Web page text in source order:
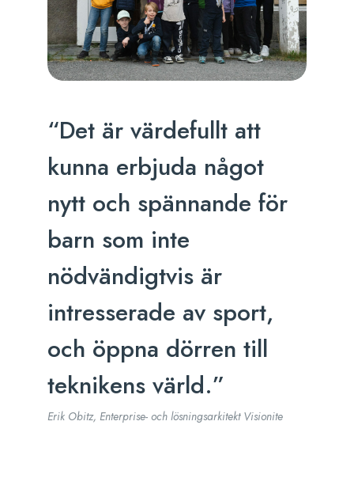
“Det är värdefullt att
kunna erbjuda något
nytt och spännande för
barn som inte
nödvändigtvis är
intresserade av sport,
och öppna dörren till
teknikens värld.”
Erik Obitz, Enterprise- och lösningsarkitekt Visionite